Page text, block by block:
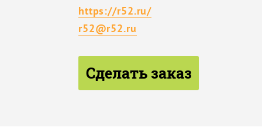
https://r52.ru/
r52@r52.ru
Сделать заказ